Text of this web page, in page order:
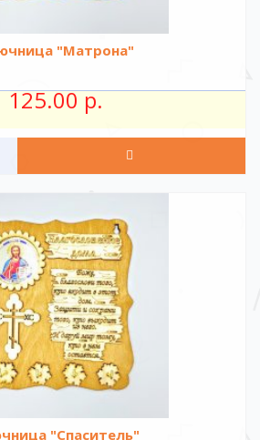
"Матрона"
125.00 р.
"Спаситель"